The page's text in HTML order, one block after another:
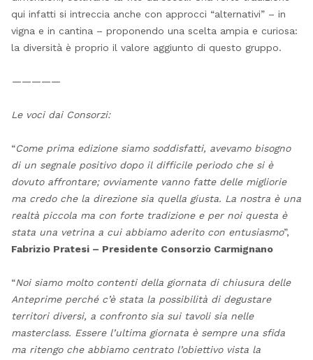
qui infatti si intreccia anche con approcci “alternativi” – in
vigna e in cantina – proponendo una scelta ampia e curiosa:
la diversità è proprio il valore aggiunto di questo gruppo.
—————
Le voci dai Consorzi:
“Come prima edizione siamo soddisfatti, avevamo bisogno
di un segnale positivo dopo il difficile periodo che si è
dovuto affrontare; ovviamente vanno fatte delle migliorie
ma credo che la direzione sia quella giusta. La nostra è una
realtà piccola ma con forte tradizione e per noi questa è
stata una vetrina a cui abbiamo aderito con entusiasmo”,
Fabrizio Pratesi – Presidente Consorzio Carmignano
“Noi siamo molto contenti della giornata di chiusura delle
Anteprime perché c’è stata la possibilità di degustare
territori diversi, a confronto sia sui tavoli sia nelle
masterclass. Essere l’ultima giornata è sempre una sfida
ma ritengo che abbiamo centrato l’obiettivo vista la